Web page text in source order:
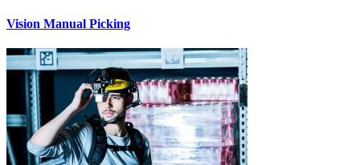
Vision Manual Picking